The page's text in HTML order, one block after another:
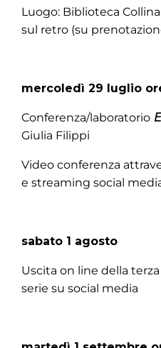
Luogo: Biblioteca
sul retro (su
mercoledì 29 luglio
Conferenza/laboratorio
Giulia Filippi
Video conferenza
e streaming social
sabato 1 agosto
Uscita on line della
serie su social media